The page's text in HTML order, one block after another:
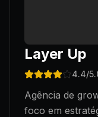
Layer Up
4.4/
Agência de
foco em